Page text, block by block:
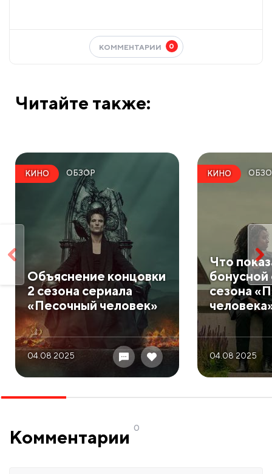
КОММЕНТАРИИ 0
Читайте также:
КИНО ОБЗОР
​Объяснение концовки
2 сезона сериала
«Песочный человек»
04.08 2025
КИНО
​Что
бонусной
сезона
04.08 2025
Комментарии 0